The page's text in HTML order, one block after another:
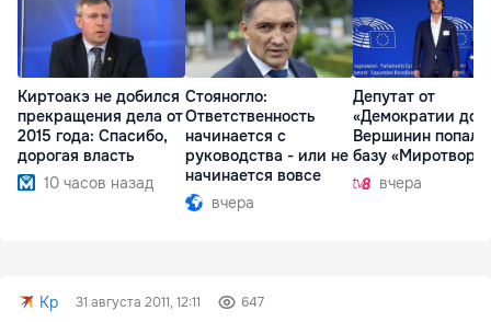
Киртоакэ не добился
прекращения дела от
2015 года: Спасибо,
дорогая власть
10 часов назад
Стояногло:
Ответственность
начинается с
руководства - или не
начинается вовсе
вчера
Депутат от
«Демократии
Вершинин попал в
базу
вчера
Kp 31 августа 2011, 12:11 647